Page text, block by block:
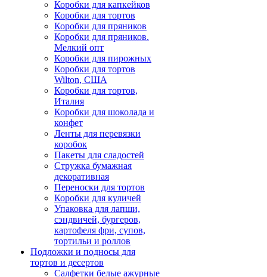
Коробки для капкейков
Коробки для тортов
Коробки для пряников
Коробки для пряников.
Мелкий опт
Коробки для пирожных
Коробки для тортов
Wilton, США
Коробки для тортов,
Италия
Коробки для шоколада и
конфет
Ленты для перевязки
коробок
Пакеты для сладостей
Стружка бумажная
декоративная
Переноски для тортов
Коробки для куличей
Упаковка для лапши,
сэндвичей, бургеров,
картофеля фри, супов,
тортильи и роллов
Подложки и подносы для
тортов и десертов
Салфетки белые ажурные